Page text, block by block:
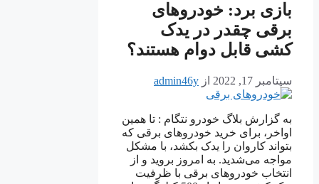
بازی برد: خودروهای
برقی چقدر در یدک
کشی قابل دوام هستند؟
سپتامبر 17, 2022 از admin46y
به گزارش بلاگ خودرو نتگام : تا همین
اواخر، برای خرید خودروهای برقی که
بتواند کاروان را یدک بکشد، با مشکل
مواجه می‌شدید. به امروز بروید و از
انتخاب خودروهای برقی با ظرفیت